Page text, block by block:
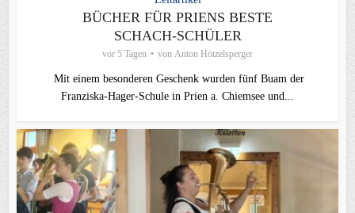
BÜCHER FÜR PRIENS BESTE
SCHACH-SCHÜLER
vor 5 Tagen von Anton Hötzelsperger
Mit einem besonderen Geschenk wurden fünf Buam der
Franziska-Hager-Schule in Prien a. Chiemsee und...